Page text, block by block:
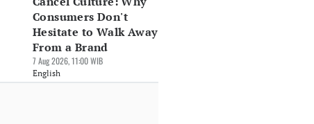
Consumers Don't
Hesitate to Walk Away
From a Brand
7 Aug 2026, 11:00 WIB
English